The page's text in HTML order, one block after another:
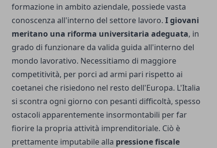
formazione in ambito aziendale, possiede vasta
conoscenza all'interno del settore lavoro. I giovani
meritano una riforma universitaria adeguata, in
grado di funzionare da valida guida all'interno del
mondo lavorativo. Necessitiamo di maggiore
competitività, per porci ad armi pari rispetto ai
coetanei che risiedono nel resto dell'Europa. L'Italia
si scontra ogni giorno con pesanti difficoltà, spesso
ostacoli apparentemente insormontabili per far
fiorire la propria attività imprenditoriale. Ciò è
prettamente imputabile alla pressione fiscale